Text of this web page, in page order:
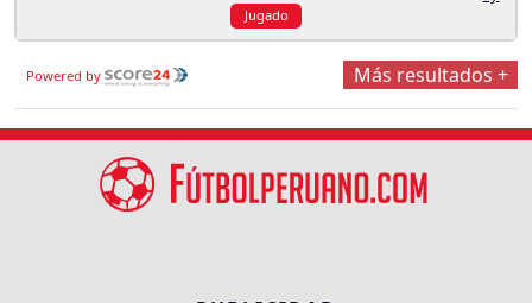
Jugado
Powered by Más resultados +